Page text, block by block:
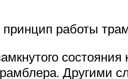
принцип работы
состояния
Другими